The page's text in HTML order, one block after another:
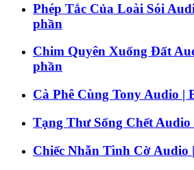
Phép Tắc Của Loài Sói
phần
Chim Quyên Xuống Đất
phần
Cà Phê Cùng Tony Audio |
Tạng Thư Sống Chết
Chiếc Nhẫn Tình Cờ Audio